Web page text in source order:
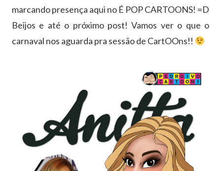
marcando presença aqui no É POP CARTOONS! =D
Beijos e até o próximo post! Vamos ver o que o
carnaval nos aguarda pra sessão de CartOOns!!